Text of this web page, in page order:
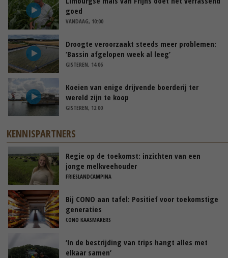
goed
VANDAAG, 10:00
Droogte veroorzaakt steeds meer problemen:
‘Bassin afgelopen week al leeg’
GISTEREN, 14:06
Koeien van enige drijvende boerderij ter
wereld zijn te koop
GISTEREN, 12:00
KENNISPARTNERS
Regie op de toekomst: inzichten van een
jonge melkveehouder
FRIESLANDCAMPINA
Bij CONO aan tafel: Positief voor toekomstige
generaties
CONO KAASMAKERS
‘In de bestrijding van trips hangt alles met
elkaar samen’